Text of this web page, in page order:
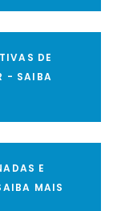
DE
- SAIBA
E
MAIS